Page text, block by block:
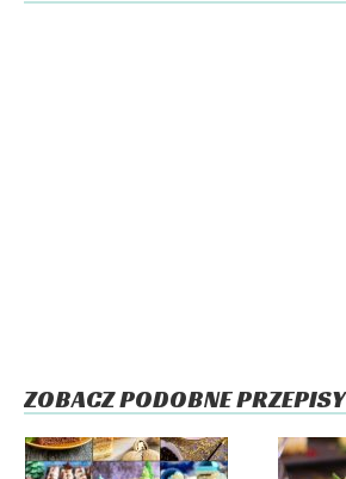
ZOBACZ PODOBNE PRZEPISY